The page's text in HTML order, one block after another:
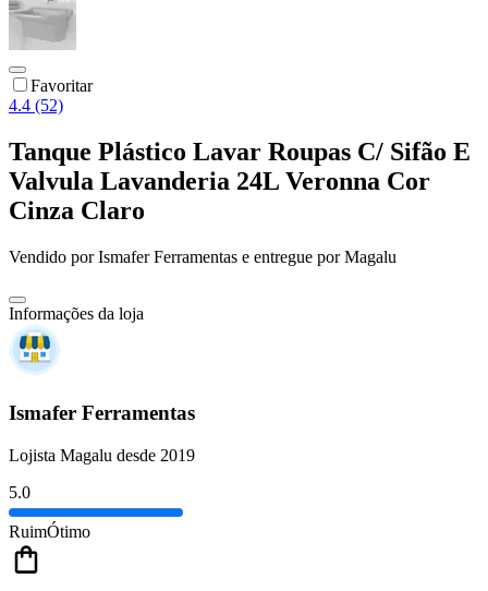
Favoritar
4.4 (52)
Tanque Plástico Lavar Roupas C/ Sifão E
Valvula Lavanderia 24L Veronna Cor
Cinza Claro
Vendido porIsmafer Ferramentas e entregue por Magalu
Informações da loja
Ismafer Ferramentas
Lojista Magalu desde 2019
5.0
RuimÓtimo